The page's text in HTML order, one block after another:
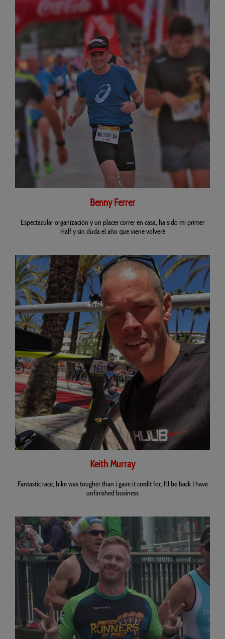
Benny Ferrer
Espectacular organización y un placer correr en casa, ha sido mi primer
Half y sin duda el año que viene volveré
Keith Murray
Fantastic race, bike was tougher than i gave it credit for, I’ll be back I have
unfinished business